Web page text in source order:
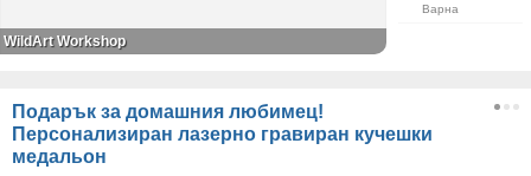
Варна
WildArt Workshop
Подарък за домашния любимец!
Персонализиран лазерно гравиран кучешки
медальон